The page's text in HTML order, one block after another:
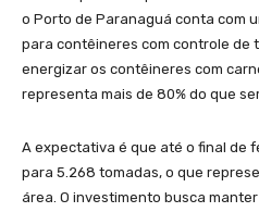
o Porto de Paranaguá conta com
para contêineres com controle de
energizar os contêineres com
representa mais de 80% do que
A expectativa é que até o final de
para 5.268 tomadas, o que
área. O investimento busca